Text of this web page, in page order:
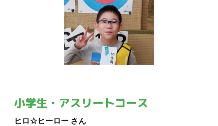
小学生・アスリートコース
ヒロ☆ヒーロー さん